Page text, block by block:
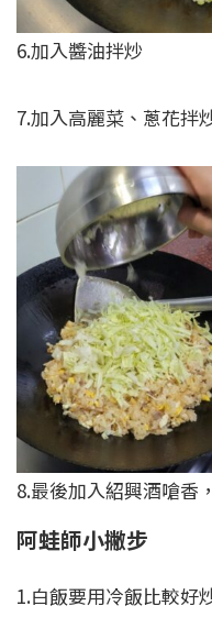
6.加入醬油拌炒
7.加入高麗菜、蔥花拌
8.最後加入紹興酒嗆香
阿蛙師小撇步
1.白飯要用冷飯比較好